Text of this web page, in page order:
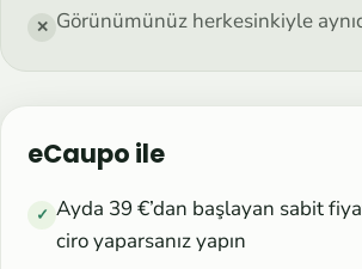
✕ Görünümünüz herkesinkiyle
eCaupo ile
✓ Ayda 39 €’dan başlayan sabit
ciro yaparsanız yapın